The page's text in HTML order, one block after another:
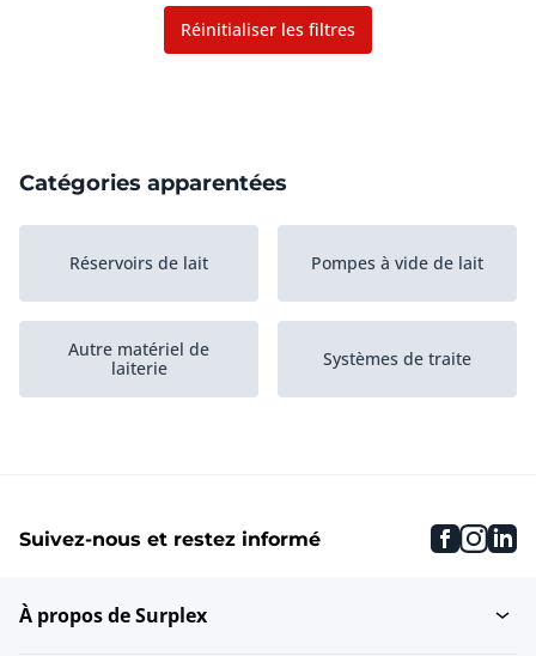
Réinitialiser les filtres
Catégories apparentées
Réservoirs de lait Pompes à vide de lait
Autre matériel de
laiterie
Systèmes de traite
Suivez-nous et restez informé
À propos de Surplex